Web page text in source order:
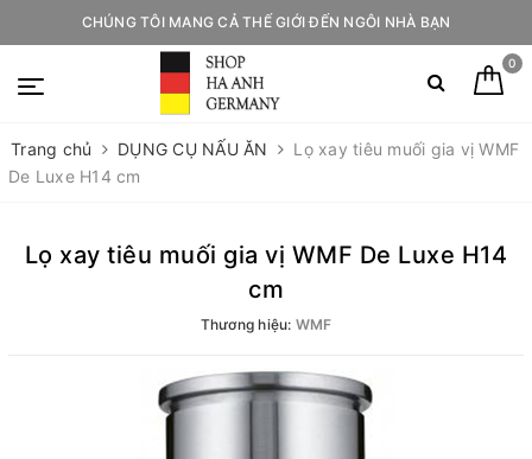
CHÚNG TÔI MANG CẢ THẾ GIỚI ĐẾN NGÔI NHÀ BẠN
0
Trang chủ DỤNG CỤ NẤU ĂN
Lọ xay tiêu muối gia vị WMF
De Luxe H14 cm
Lọ xay tiêu muối gia vị WMF De Luxe H14
cm
Thương hiệu: WMF